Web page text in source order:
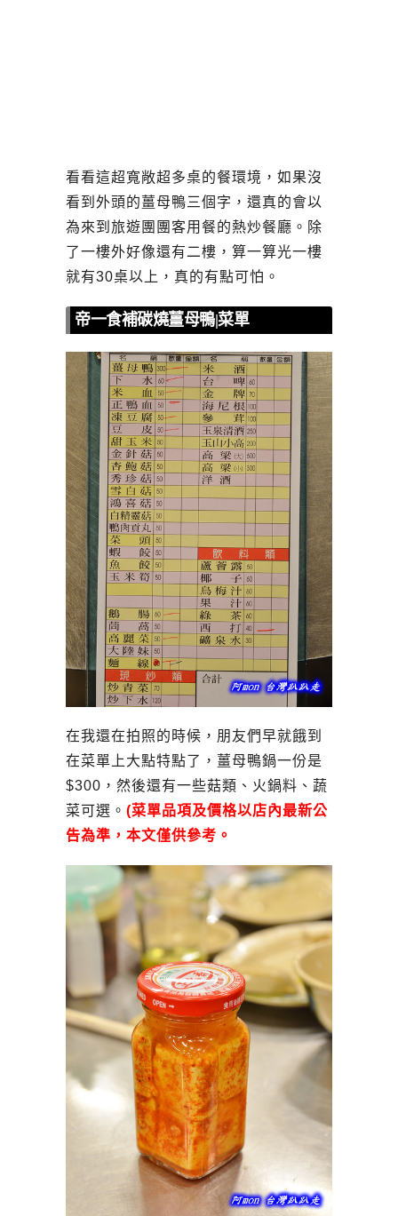
看看這超寬敞超多桌的餐環境，如果沒
看到外頭的薑母鴨三個字，還真的會以
為來到旅遊團團客用餐的熱炒餐廳。除
了一樓外好像還有二樓，算一算光一樓
就有30桌以上，真的有點可怕。
帝一食補碳燒薑母鴨|菜單
在我還在拍照的時候，朋友們早就餓到
在菜單上大點特點了，薑母鴨鍋一份是
$300，然後還有一些菇類、火鍋料、蔬
菜可選。 (菜單品項及價格以店內最新公
告為準，本文僅供參考。